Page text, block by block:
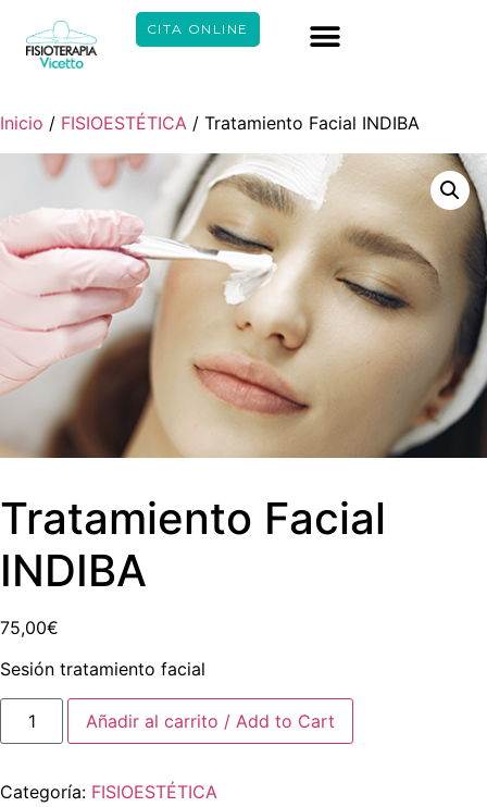
CITA ONLINE
Inicio / FISIOESTÉTICA / Tratamiento Facial INDIBA
Tratamiento Facial
INDIBA
75,00€
Sesión tratamiento facial
Añadir al carrito / Add to Cart
Categoría: FISIOESTÉTICA